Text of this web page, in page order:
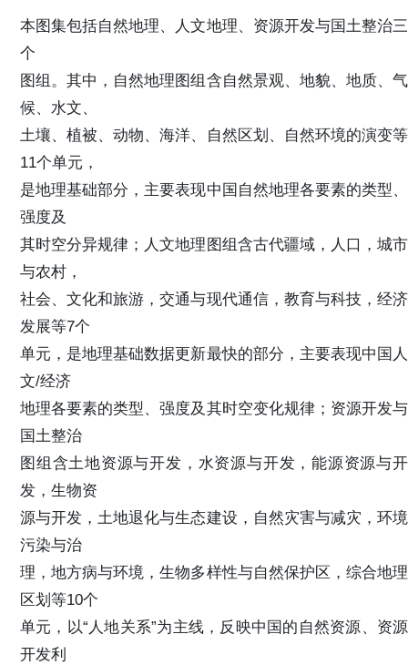
本图集包括自然地理、人文地理、资源开发与国土整治三
个
图组。其中，自然地理图组含自然景观、地貌、地质、气
候、水文、
土壤、植被、动物、海洋、自然区划、自然环境的演变等
11个单元，
是地理基础部分，主要表现中国自然地理各要素的类型、
强度及
其时空分异规律；人文地理图组含古代疆域，人口，城市
与农村，
社会、文化和旅游，交通与现代通信，教育与科技，经济
发展等7个
单元，是地理基础数据更新最快的部分，主要表现中国人
文/经济
地理各要素的类型、强度及其时空变化规律；资源开发与
国土整治
图组含土地资源与开发，水资源与开发，能源资源与开
发，生物资
源与开发，土地退化与生态建设，自然灾害与减灾，环境
污染与治
理，地方病与环境，生物多样性与自然保护区，综合地理
区划等10个
单元，以“人地关系”为主线，反映中国的自然资源、资源
开发利